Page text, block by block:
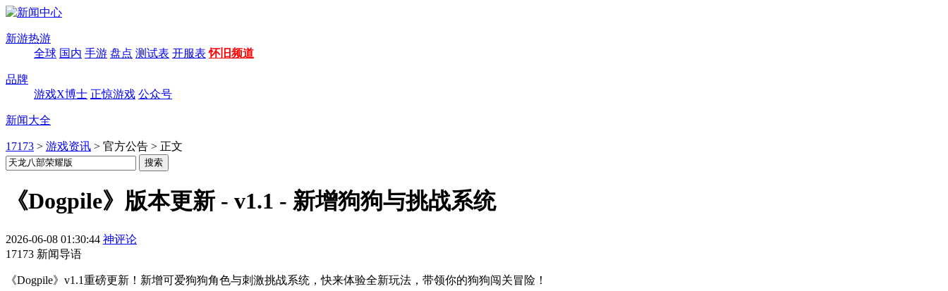
新游热游
全球 国内 手游 盘点 测试表 开服表 怀旧频道
品牌
游戏X博士 正惊游戏 公众号
新闻大全
17173 > 游戏资讯 > 官方公告 > 正文
《Dogpile》版本更新 - v1.1 - 新增狗狗与挑战系统
2026-06-08 01:30:44 神评论
17173 新闻导语
《Dogpile》v1.1重磅更新！新增可爱狗狗角色与刺激挑战系统，快来体验全新玩法，带领你的狗狗闯关冒险！